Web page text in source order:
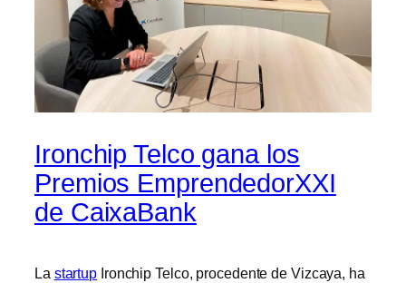
Ironchip Telco gana los
Premios EmprendedorXXI
de CaixaBank
La startup Ironchip Telco, procedente de Vizcaya, ha